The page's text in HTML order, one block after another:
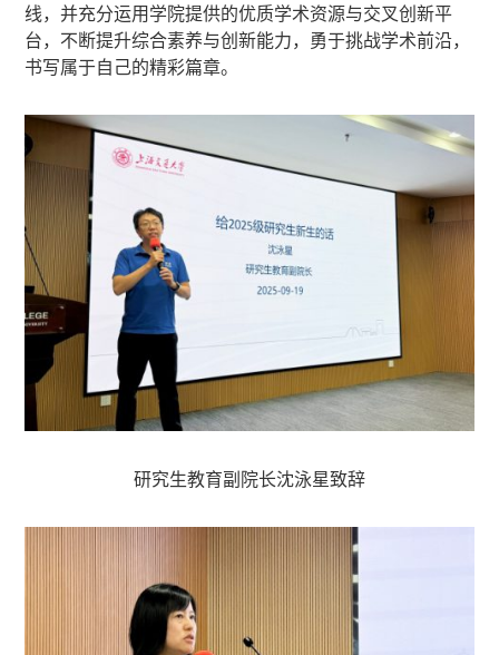
线，并充分运用学院提供的优质学术资源与交叉创新平
台，不断提升综合素养与创新能力，勇于挑战学术前沿，
书写属于自己的精彩篇章。
研究生教育副院长沈泳星致辞